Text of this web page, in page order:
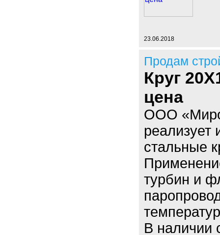
23.06.2018
Продам
Круг
цена
ООО
реализует
стальные
турбин и
В наличии